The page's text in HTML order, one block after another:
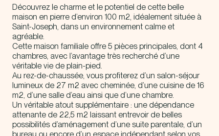
Découvrez le charme et le potentiel de cette belle
maison en pierre d’environ 100 m2, idéalement située à
Saint-Joseph, dans un environnement calme et
agréable.
Cette maison familiale offre 5 pièces principales, dont 4
chambres, avec l’avantage très recherché d’une
véritable vie de plain-pied.
Au rez-de-chaussée, vous profiterez d’un salon-séjour
lumineux de 27 m2 avec cheminée, d’une cuisine de 16
m2, d’une salle d’eau ainsi que d’une chambre.
Un véritable atout supplémentaire : une dépendance
attenante de 22,5 m2 laissant entrevoir de belles
possibilités d’aménagement d’une suite parentale, d’un
bureau ou encore d’un espace indépendant selon vos